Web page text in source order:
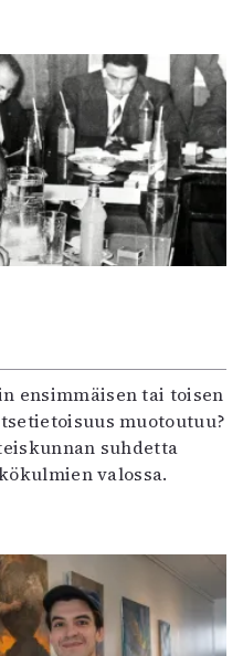
ensimmäisen tai toisen
muotoutuu?
suhdetta
valossa.